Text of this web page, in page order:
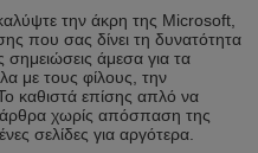
την άκρη της Microsoft,
που σας δίνει τη δυνατότητα
σημειώσεις άμεσα για τα
με τους φίλους, την
καθιστά επίσης απλό να
άρθρα χωρίς απόσπαση της
σελίδες για αργότερα.